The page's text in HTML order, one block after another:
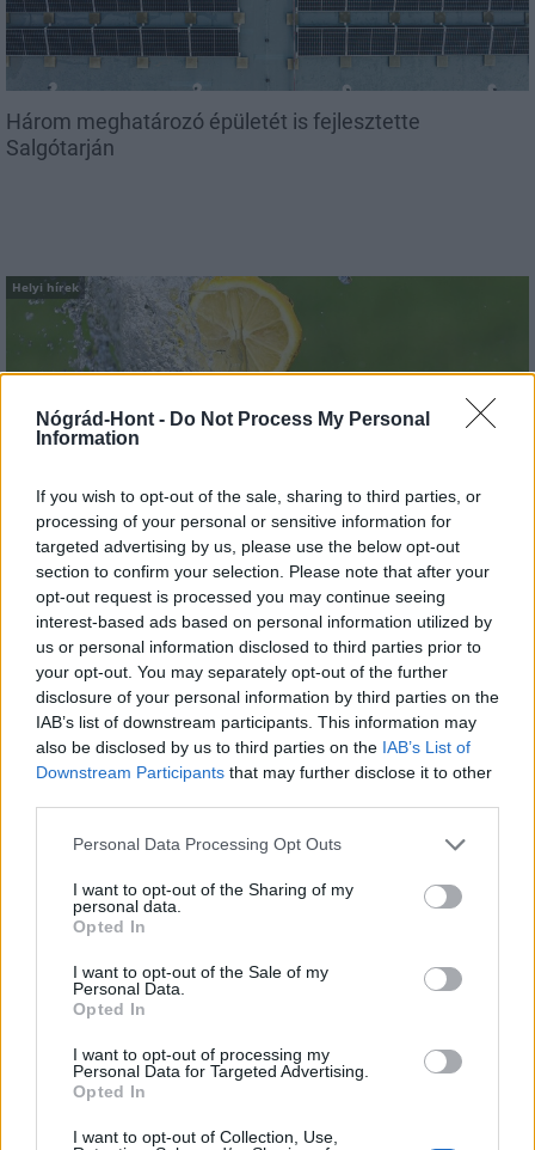
Nógrád-Hont - Do Not Process My Personal
Information
If you wish to opt-out of the sale, sharing to third parties, or
processing of your personal or sensitive information for
targeted advertising by us, please use the below opt-out
section to confirm your selection. Please note that after your
opt-out request is processed you may continue seeing
interest-based ads based on personal information utilized by
us or personal information disclosed to third parties prior to
your opt-out. You may separately opt-out of the further
disclosure of your personal information by third parties on the
IAB’s list of downstream participants. This information may
also be disclosed by us to third parties on the IAB’s List of
Downstream Participants that may further disclose it to other
Please note that this website/app uses one or more Google
not limited to your visit or usage behaviour. You may click to
grant or deny consent to Google and its third-party tags to
use your data for below specified purposes in below Google
consent section.
Personal Data Processing Opt Outs
I want to opt-out of the Sharing of my
personal data.
Opted In
I want to opt-out of the Sale of my
Personal Data.
Opted In
I want to opt-out of processing my
Personal Data for Targeted Advertising.
Opted In
I want to opt-out of Collection, Use,
Három meghatározó épületét is fejlesztette
Salgótarján
Helyi hírek
Vasárnap Nógrádot is eléri a legmagasabb
figyelmeztetés
MAGYAR ÉPÍTŐK
BKK KM Építő Kft. Főmterv Mérnöki Tervező Zrt.
felüljárón